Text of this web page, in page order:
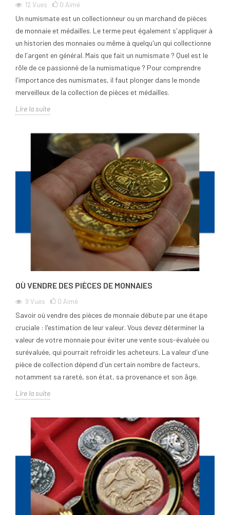
12Vues 0 Aimé
Un numismate est un collectionneur ou un marchand de pièces
de monnaie et médailles. Le terme peut également s'appliquer à
un historien des monnaies ou même à quelqu'un qui collectionne
de l'argent en général. Mais que fait un numismate ? Quel est le
rôle de ce passionné de la numismatique ? Pour comprendre
l'importance des numismates, il faut plonger dans le monde
merveilleux de la collection de pièces et médailles.
Lire la suite
OÙ VENDRE DES PIÈCES DE MONNAIES
9 Vues 0 Aimé
Savoir où vendre des pièces de monnaie débute par une étape
cruciale : l'estimation de leur valeur. Vous devez déterminer la
valeur de votre monnaie pour éviter une vente sous-évaluée ou
surévaluée, qui pourrait refroidir les acheteurs. La valeur d'une
pièce de collection dépend d'un certain nombre de facteurs,
notamment sa rareté, son état, sa provenance et son âge.
Lire la suite